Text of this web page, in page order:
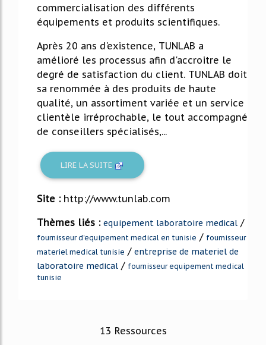
commercialisation des différents
équipements et produits scientifiques.
Après 20 ans d'existence, TUNLAB a
amélioré les processus afin d'accroitre le
degré de satisfaction du client. TUNLAB doit
sa renommée à des produits de haute
qualité, un assortiment variée et un service
clientèle irréprochable, le tout accompagné
de conseillers spécialisés,...
LIRE LA SUITE
Site : http://www.tunlab.com
Thèmes liés : equipement laboratoire medical /
fournisseur d'equipement medical en tunisie / fournisseur
materiel medical tunisie / entreprise de materiel de
laboratoire medical / fournisseur equipement medical
tunisie
13 Ressources